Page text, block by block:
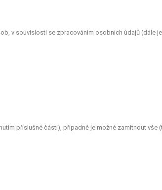
v souvislosti se zpracováním osobních údajů (dále
příslušné části), případně je možné zamítnout vše